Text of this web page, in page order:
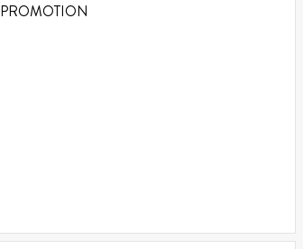
PROMOTION